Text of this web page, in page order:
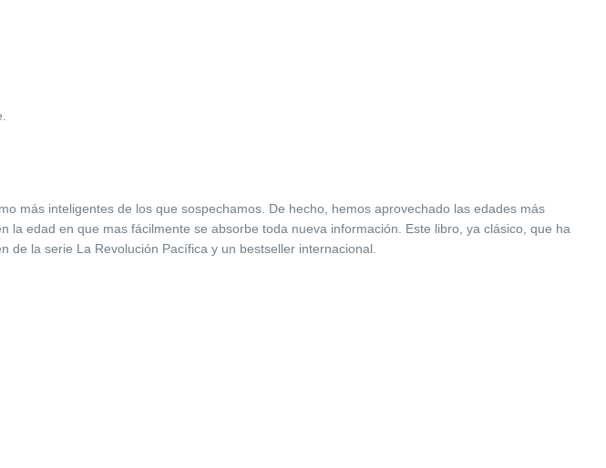
más inteligentes de los que sospechamos. De hecho, hemos aprovechado las edades más
edad en que mas fácilmente se absorbe toda nueva información. Este libro, ya clásico, que ha
la serie La Revolución Pacífica y un bestseller internacional.